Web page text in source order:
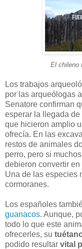
El chileno
Los trabajos
por las arqueólogas
Senatore confirman
esperar la llegada
que hicieron amplio
ofrecía. En las
restos de animales
perro, pero si
debieron convertir
Una de las especies
cormoranes.
Los españoles
guanacos. Aunque,
todo lo que este
ofrecerles, su
podido resultar vital